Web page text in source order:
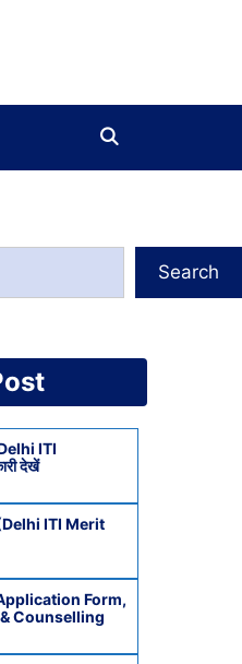
Search
ITI
देखें
(Delhi ITI Merit
Form,
Counselling